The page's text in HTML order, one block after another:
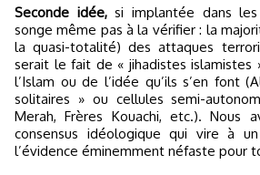
Seconde idée,si implantée dans
songe même pas à la vérifier : la
la quasi-totalité) des attaques
serait le fait de « jihadistes islamistes
l’Islam ou de l’idée qu’ils s’en font
solitaires » ou cellules semi-
Merah, Frères Kouachi, etc.). Nous
consensus idéologique qui vire à un
l’évidence éminemment néfaste pour